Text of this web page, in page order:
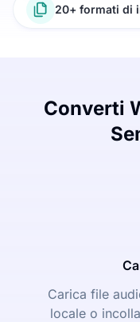
20+ formati di
Converti
Carica file
locale o